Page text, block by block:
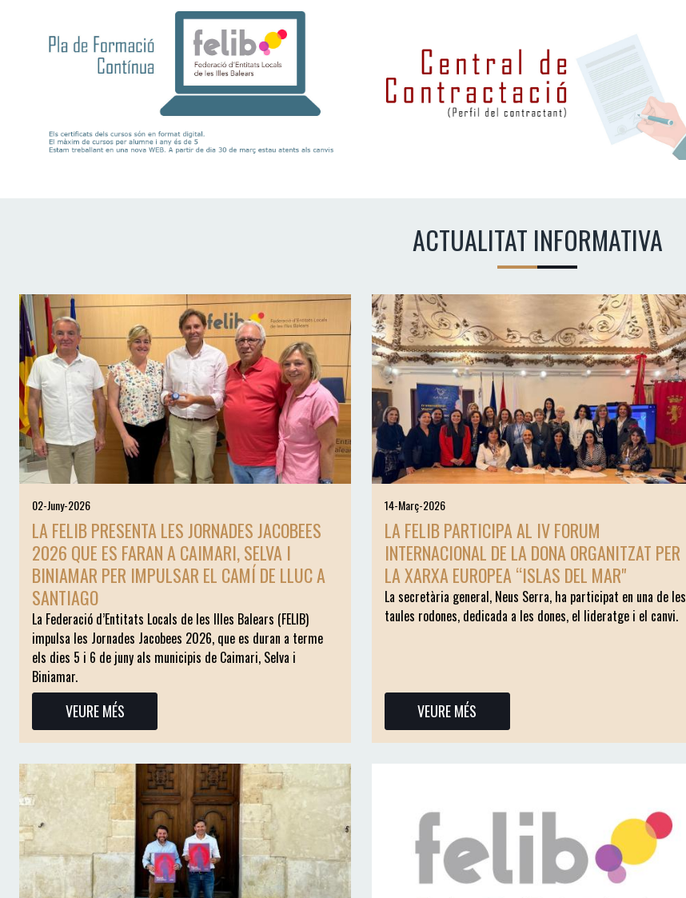
ACTUALITAT INFORMATIVA
02-Juny-2026
LA FELIB PRESENTA LES JORNADES JACOBEES
2026 QUE ES FARAN A CAIMARI, SELVA I
BINIAMAR PER IMPULSAR EL CAMÍ DE LLUC A
SANTIAGO
La Federació d’Entitats Locals de les Illes Balears (FELIB)
impulsa les Jornades Jacobees 2026, que es duran a terme
els dies 5 i 6 de juny als municipis de Caimari, Selva i
Biniamar.
VEURE MÉS
14-Març-2026
LA FELIB PARTICIPA AL IV FORUM
INTERNACIONAL DE LA DONA ORGANITZAT PER
LA XARXA EUROPEA “ISLAS DEL MAR"
La secretària general, Neus Serra, ha participat en una de les
taules rodones, dedicada a les dones, el lideratge i el canvi.
VEURE MÉS